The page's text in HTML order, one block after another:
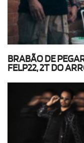
BRABÃO DE
FELP22, 2T DO